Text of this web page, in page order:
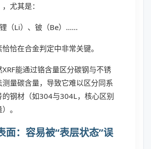
尤其是：
（Li）、铍（Be）......
恰在合金判定中非常关键。
能通过铬含量区分碳钢与不锈
量碳含量，导致它难以区分同系
的钢材（如304与304L，核心区别
。
面：容易被“表层状态”误